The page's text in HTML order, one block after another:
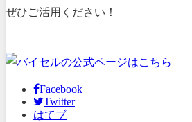
ぜひご活用ください！
Facebook
Twitter
はてブ